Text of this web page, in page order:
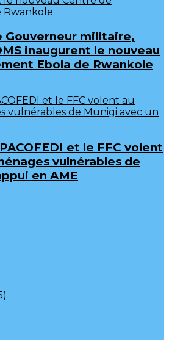
Gouverneur militaire,
inaugurent le nouveau
Ebola de Rwankole
et le FFC volent
vulnérables de
en AME‎‎